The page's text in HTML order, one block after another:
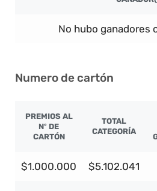
No hubo ganadores
Numero de cartón
PREMIOS AL
Nº DE
CARTÓN
TOTAL
CATEGORÍA
$1.000.000 $5.102.041